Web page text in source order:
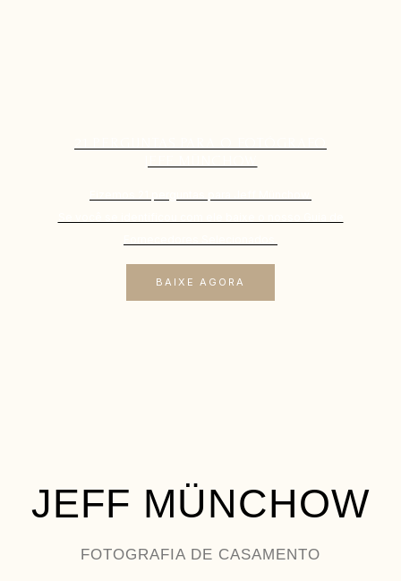
BAIXE AGORA
JEFF MÜNCHOW
FOTOGRAFIA DE CASAMENTO